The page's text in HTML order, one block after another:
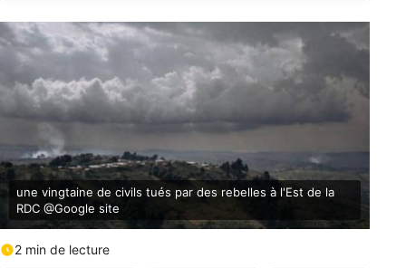
une vingtaine de civils tués par des rebelles à l'Est de la
RDC @Google site
2 min de lecture